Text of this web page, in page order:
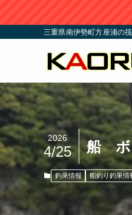
三重県南伊勢町方座浦の
船 ボ
2026
4/25
釣果情報 船釣り釣果情